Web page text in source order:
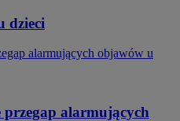
dzieci
alarmujących